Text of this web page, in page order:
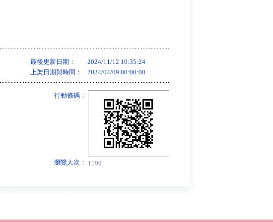
最後更新日期：
2024/11/12 10:35:24
上架日期與時間：
2024/04/09 00:00:00
行動條碼：
瀏覽人次： 1199